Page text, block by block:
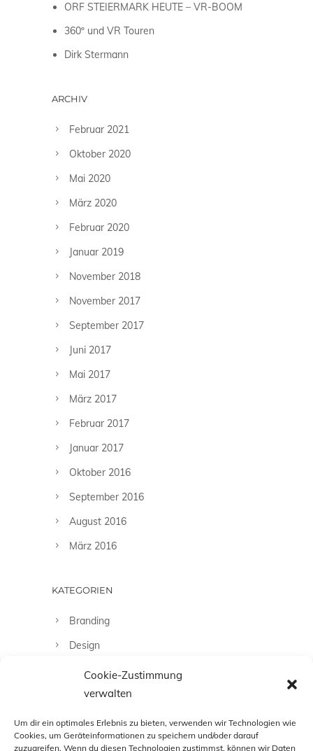
Cookie-Zustimmung
verwalten
Um dir ein optimales Erlebnis zu bieten, verwenden wir Technologien wie
Cookies, um Geräteinformationen zu speichern und/oder darauf
zuzugreifen. Wenn du diesen Technologien zustimmst, können wir Daten
ORF STEIERMARK HEUTE – VR-BOOM
360º und VR Touren
Dirk Stermann
ARCHIV
Februar 2021
Oktober 2020
Mai 2020
März 2020
Februar 2020
Januar 2019
November 2018
November 2017
September 2017
Juni 2017
Mai 2017
März 2017
Februar 2017
Januar 2017
Oktober 2016
September 2016
August 2016
März 2016
KATEGORIEN
Branding
Design
Fashion
Fotografie
Uncategorized